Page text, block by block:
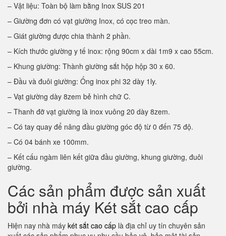
– Vật liệu: Toàn bộ làm bằng Inox SUS 201
– Giường đơn có vạt giường Inox, có cọc treo màn.
– Giát giường được chia thành 2 phần.
– Kích thước giường y tế inox: rộng 90cm x dài 1m9 x cao 55cm.
– Khung giường: Thành giường sắt hộp hộp 30 x 60.
– Đầu và đuôi giường: Ống inox phi 32 dày 1ly.
– Vạt giường dày 8zem bẻ hình chữ C.
– Thanh đỡ vạt giường là inox vuông 20 dày 8zem.
– Có tay quay để nâng đầu giường góc độ từ 0 đến 75 độ.
– Có 04 bánh xe 100mm.
– Kết cấu ngàm liên kết giữa đầu giường, khung giường, đuôi
giường.
Các sản phẩm được sản xuất
bởi nhà máy Két sắt cao cấp
Hiện nay nhà máy két sắt cao cấp là địa chỉ uy tín chuyên sản